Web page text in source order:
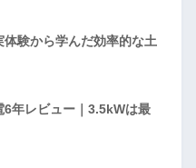
体験から学んだ効率的な土
6年レビュー｜3.5kWは最